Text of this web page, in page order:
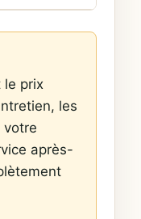
le prix
les
votre
après-